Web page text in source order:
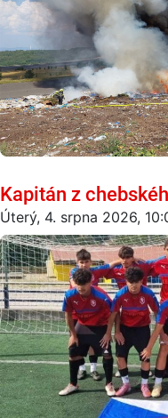
Kapitán z
Úterý, 4. srpna 2026,